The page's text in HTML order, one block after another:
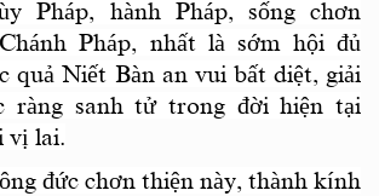
Pháp, hành Pháp, sống chơn
Pháp, nhất là sớm hội đủ
quả Niết Bàn an vui bất diệt, giải
ràng sanh tử trong đời hiện tại
vị lai.
đức chơn thiện này, thành kính